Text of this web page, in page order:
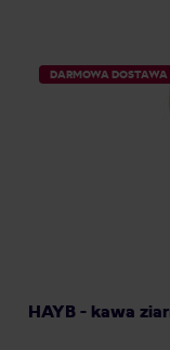
DARMOWA DOSTAWA
HAYB - kawa